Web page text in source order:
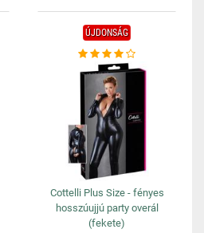
ÚJDONSÁG
Cottelli Plus Size - fényes
hosszúujjú party overál
(fekete)